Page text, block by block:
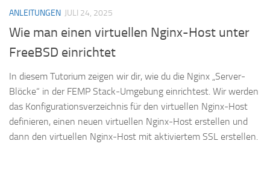
ANLEITUNGEN JULI 24, 2025
Wie man einen virtuellen Nginx-Host unter
FreeBSD einrichtet
In diesem Tutorium zeigen wir dir, wie du die Nginx „Server-
Blöcke“ in der FEMP Stack-Umgebung einrichtest. Wir werden
das Konfigurationsverzeichnis für den virtuellen Nginx-Host
definieren, einen neuen virtuellen Nginx-Host erstellen und
dann den virtuellen Nginx-Host mit aktiviertem SSL erstellen.